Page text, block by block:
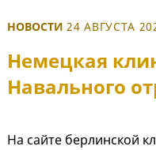
НОВОСТИ 24 АВГУСТА
Немецкая
Навального
На сайте берлинской